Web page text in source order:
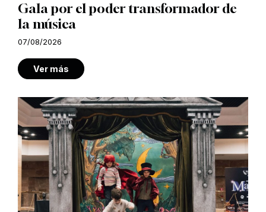
Gala por el poder transformador de
la música
07/08/2026
Ver más